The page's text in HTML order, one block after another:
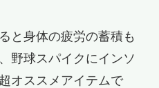
と身体の疲労の蓄積も
野球スパイクにインソ
オススメアイテムで